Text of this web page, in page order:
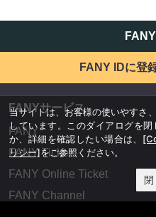
FANY IDに登
FANYサービス
FANY
FANY Ticket
FANY Online Ticket
FANY Channel
当サイトは、お客様の使いやすさ
しています。このダイアログを
か、詳細を確認したい場合は、
リシー]をご参照ください。
閉